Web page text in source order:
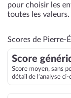
pour choisir les
toutes les valeurs.
Scores de Pierre-
Score
Score moyen, sans
détail de l’analyse ci-